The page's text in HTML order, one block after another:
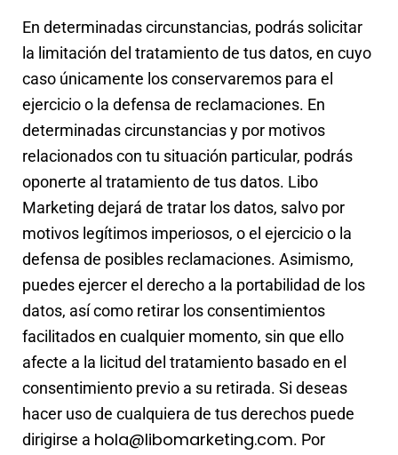
En determinadas circunstancias, podrás solicitar
la limitación del tratamiento de tus datos, en cuyo
caso únicamente los conservaremos para el
ejercicio o la defensa de reclamaciones. En
determinadas circunstancias y por motivos
relacionados con tu situación particular, podrás
oponerte al tratamiento de tus datos. Libo
Marketing dejará de tratar los datos, salvo por
motivos legítimos imperiosos, o el ejercicio o la
defensa de posibles reclamaciones. Asimismo,
puedes ejercer el derecho a la portabilidad de los
datos, así como retirar los consentimientos
facilitados en cualquier momento, sin que ello
afecte a la licitud del tratamiento basado en el
consentimiento previo a su retirada. Si deseas
hacer uso de cualquiera de tus derechos puede
dirigirse a hola@libomarketing.com. Por